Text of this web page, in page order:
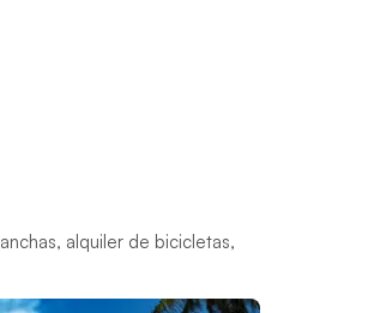
alquiler de bicicletas,